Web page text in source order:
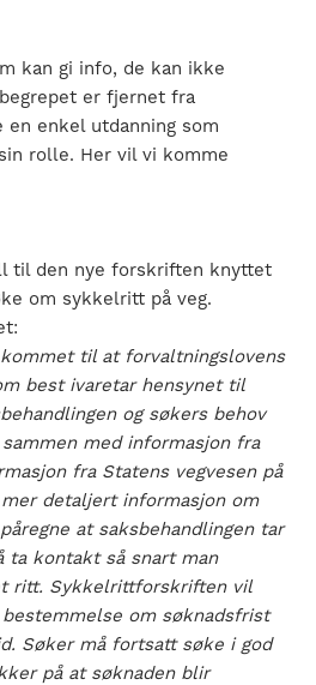
kan gi info, de kan ikke
er fjernet fra
enkel utdanning som
rolle. Her vil vi komme
til den nye forskriften knyttet
om sykkelritt på veg.
kommet til at forvaltningslovens
best ivaretar hensynet til
og søkers behov
med informasjon fra
fra Statens vegvesen på
detaljert informasjon om
at saksbehandlingen tar
ta kontakt så snart man
ritt. Sykkelrittforskriften vil
om søknadsfrist
Søker må fortsatt søke i god
på at søknaden blir